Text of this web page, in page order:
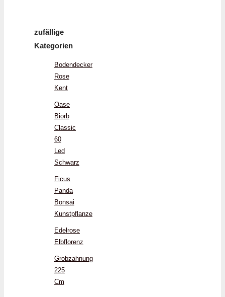
zufällige
Kategorien
Bodendecker
Rose
Kent
Oase
Biorb
Classic
60
Led
Schwarz
Ficus
Panda
Bonsai
Kunstpflanze
Edelrose
Elbflorenz
Grobzahnung
225
Cm